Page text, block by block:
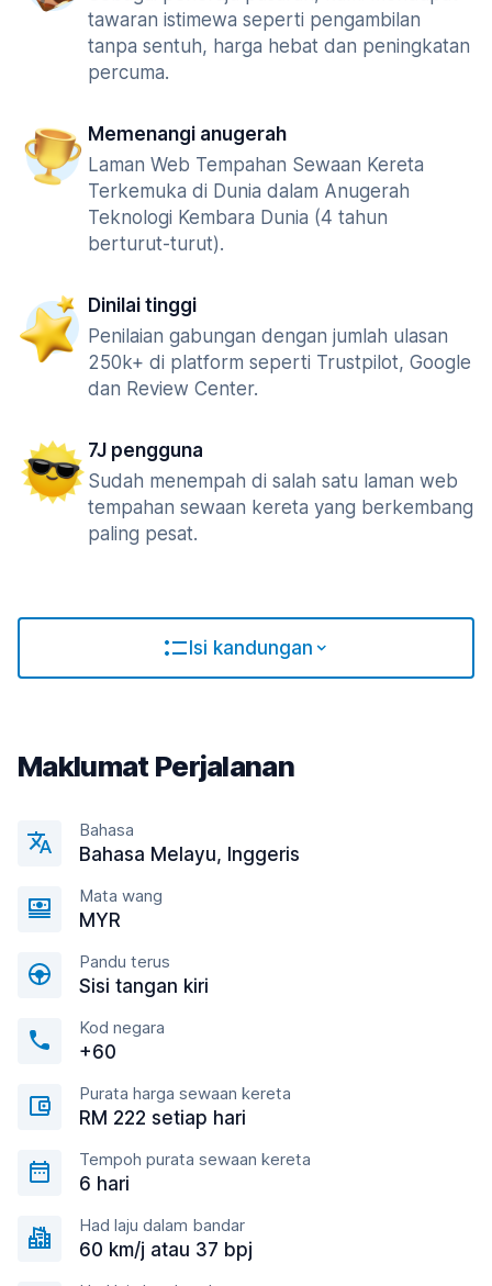
tawaran istimewa seperti pengambilan
tanpa sentuh, harga hebat dan peningkatan
percuma.
Memenangi anugerah
Laman Web Tempahan Sewaan Kereta
Terkemuka di Dunia dalam Anugerah
Teknologi Kembara Dunia (4 tahun
berturut-turut).
Dinilai tinggi
Penilaian gabungan dengan jumlah ulasan
250k+ di platform seperti Trustpilot, Google
dan Review Center.
7J pengguna
Sudah menempah di salah satu laman web
tempahan sewaan kereta yang berkembang
paling pesat.
Isi kandungan
Maklumat Perjalanan
Bahasa
Bahasa Melayu, Inggeris
Mata wang
MYR
Pandu terus
Sisi tangan kiri
Kod negara
+60
Purata harga sewaan kereta
RM 222 setiap hari
Tempoh purata sewaan kereta
6 hari
Had laju dalam bandar
60 km/j atau 37 bpj